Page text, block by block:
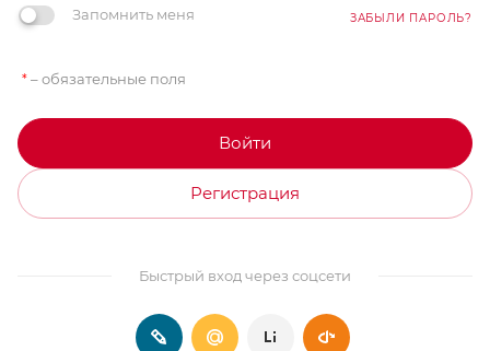
Запомнить меня ЗАБЫЛИ ПАРОЛЬ?
* – обязательные поля
Войти
Регистрация
Быстрый вход через соцсети